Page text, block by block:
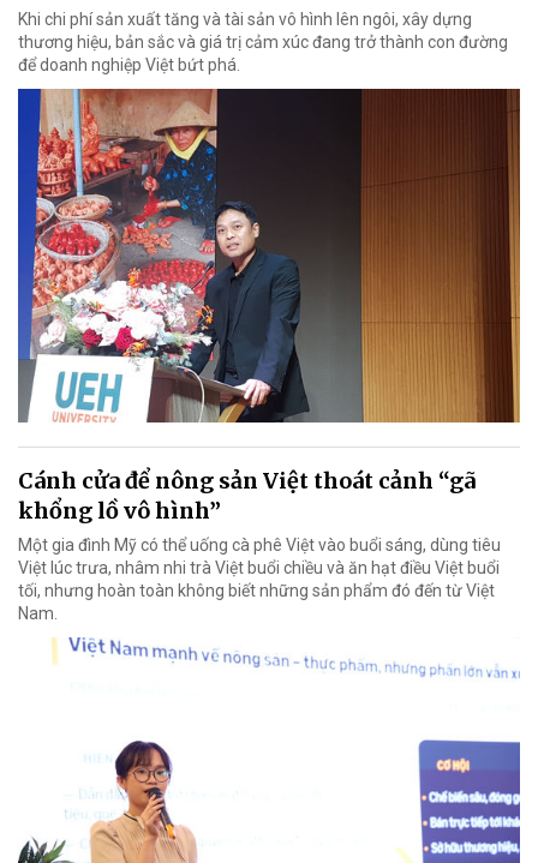
Khi chi phí sản xuất tăng và tài sản vô hình lên ngôi, xây dựng
thương hiệu, bản sắc và giá trị cảm xúc đang trở thành con đường
để doanh nghiệp Việt bứt phá.
Cánh cửa để nông sản Việt thoát cảnh “gã
khổng lồ vô hình”
Một gia đình Mỹ có thể uống cà phê Việt vào buổi sáng, dùng tiêu
Việt lúc trưa, nhâm nhi trà Việt buổi chiều và ăn hạt điều Việt buổi
tối, nhưng hoàn toàn không biết những sản phẩm đó đến từ Việt
Nam.